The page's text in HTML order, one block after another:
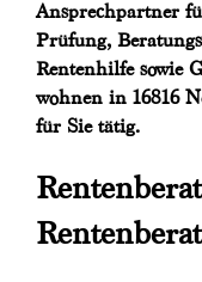
Ansprechpartner
Prüfung,
Rentenhilfe sowie
wohnen in 16816
für Sie tätig.